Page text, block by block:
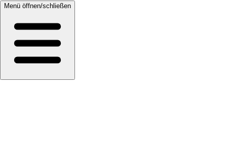
Menü öffnen/schließen